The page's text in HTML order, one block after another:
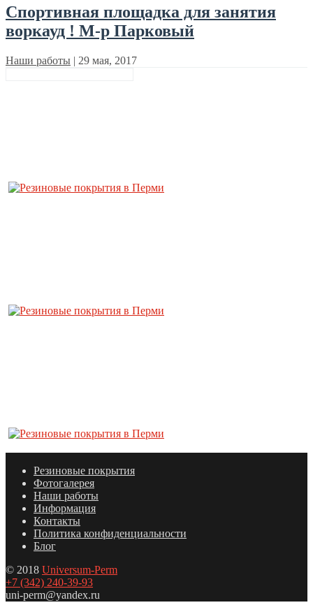
Спортивная площадка для занятия
воркауд ! М-р Парковый
Наши работы | 29 мая, 2017
Резиновые покрытия
Фотогалерея
Наши работы
Информация
Контакты
Политика конфиденциальности
Блог
© 2018 Universum-Perm
+7 (342) 240-39-93
uni-perm@yandex.ru